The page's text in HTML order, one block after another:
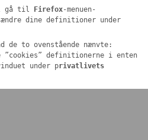
gå til Firefox-menuen-
dine definitioner under
de to ovenstående nænvte:
definitionerne i enten
under privatlivets